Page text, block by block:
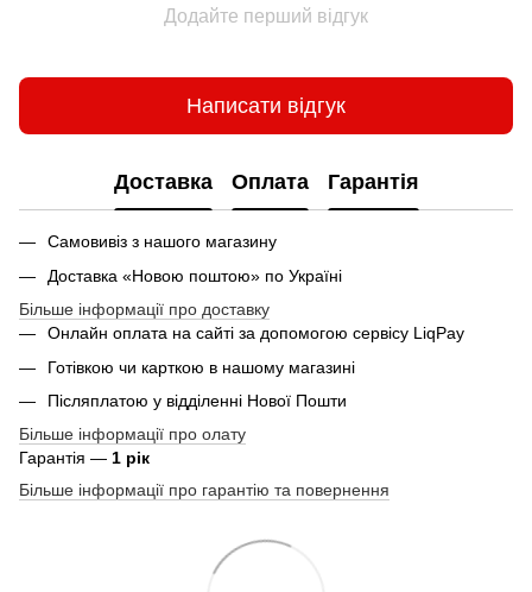
Додайте перший відгук
Написати відгук
Доставка Оплата Гарантія
Самовивіз з нашого магазину
Доставка «Новою поштою» по Україні
Більше інформації про доставку
Онлайн оплата на сайті за допомогою сервісу LiqPay
Готівкою чи карткою в нашому магазині
Післяплатою у відділенні Нової Пошти
Більше інформації про олату
Гарантія — 1 рік
Більше інформації про гарантію та повернення